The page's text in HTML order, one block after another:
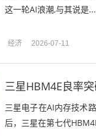
这一轮AI浪潮,与其说是...
经济 2026-07-11
三星HBM4E良率
三星电子在AI内存技术
后，三星在第七代